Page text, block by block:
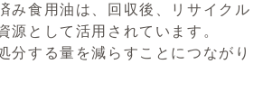
み食用油は、回収後、リサイクル
源として活用されています。
分する量を減らすことにつながり